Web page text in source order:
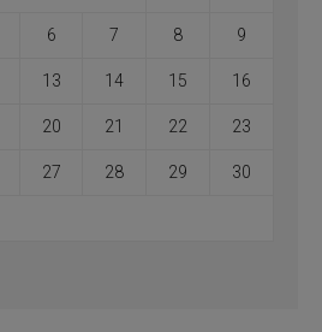
6 7 8 9
13 14 15 16
20 21 22 23
27 28 29 30